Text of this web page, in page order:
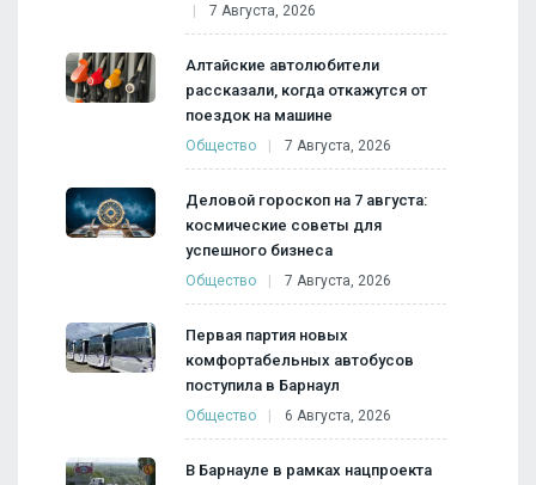
7 Августа, 2026
Алтайские автолюбители
рассказали, когда откажутся от
поездок на машине
Общество 7 Августа, 2026
Деловой гороскоп на 7 августа:
космические советы для
успешного бизнеса
Общество 7 Августа, 2026
Первая партия новых
комфортабельных автобусов
поступила в Барнаул
Общество 6 Августа, 2026
В Барнауле в рамках нацпроекта